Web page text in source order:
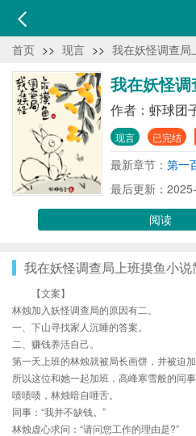
首页 >> 现言 >> 我在妖怪调查局
我在妖怪
作者： 虾球团
现言 已完结
最新章节： 第一
最后更新：
阅读
我在妖怪调查局上班摸鱼小说
【文案】
林烛加入妖怪调查局的原因有二。
一、下山寻找家人沉睡的答案。
二、赚钱养活自己。
第一天上班的林烛就被局长画饼，并被迫加
所以这位和她一起加班，高峰寒雪般的同
啧啧啧，林烛暗自咂舌。
同事：“我并不缺钱。”
林烛虚心求问：“请问您工作的理由是?”